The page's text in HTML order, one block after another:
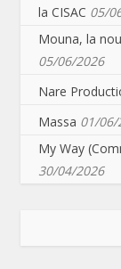
la CISAC 05/
Mouna, la
05/06/2026
Nare
Massa 01/06/
My Way
30/04/2026